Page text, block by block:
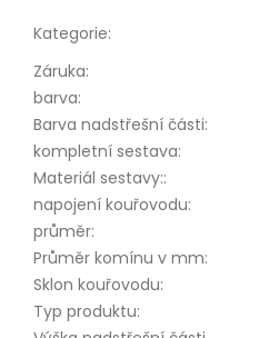
Kategorie:
Záruka:
barva:
Barva nadstřešní části:
kompletní sestava:
Materiál sestavy::
napojení kouřovodu:
průměr:
Průměr komínu v mm:
Sklon kouřovodu:
Typ produktu: